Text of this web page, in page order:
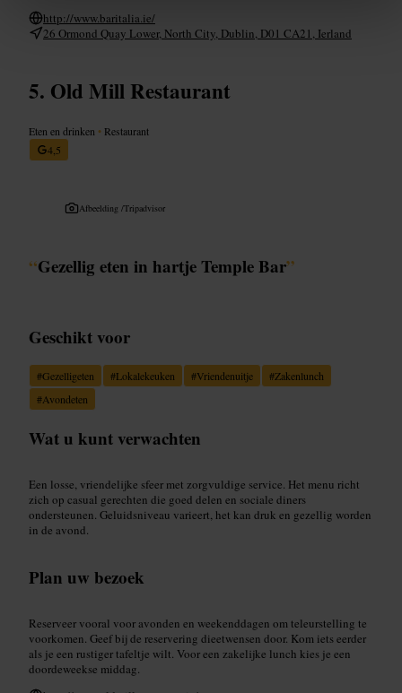
http://www.baritalia.ie/
26 Ormond Quay Lower, North City, Dublin, D01 CA21, Ierland
Old Mill Restaurant
Eten en drinken • Restaurant
4,5
Afbeelding /Tripadvisor
“Gezellig eten in hartje Temple Bar”
Geschikt voor
#Gezelligeten #Lokalekeuken #Vriendenuitje #Zakenlunch
#Avondeten
Wat u kunt verwachten
Een losse, vriendelijke sfeer met zorgvuldige service. Het menu richt
zich op casual gerechten die goed delen en sociale diners
ondersteunen. Geluidsniveau varieert, het kan druk en gezellig worden
in de avond.
Plan uw bezoek
Reserveer vooral voor avonden en weekenddagen om teleurstelling te
voorkomen. Geef bij de reservering dieetwensen door. Kom iets eerder
als je een rustiger tafeltje wilt. Voor een zakelijke lunch kies je een
doordeweekse middag.